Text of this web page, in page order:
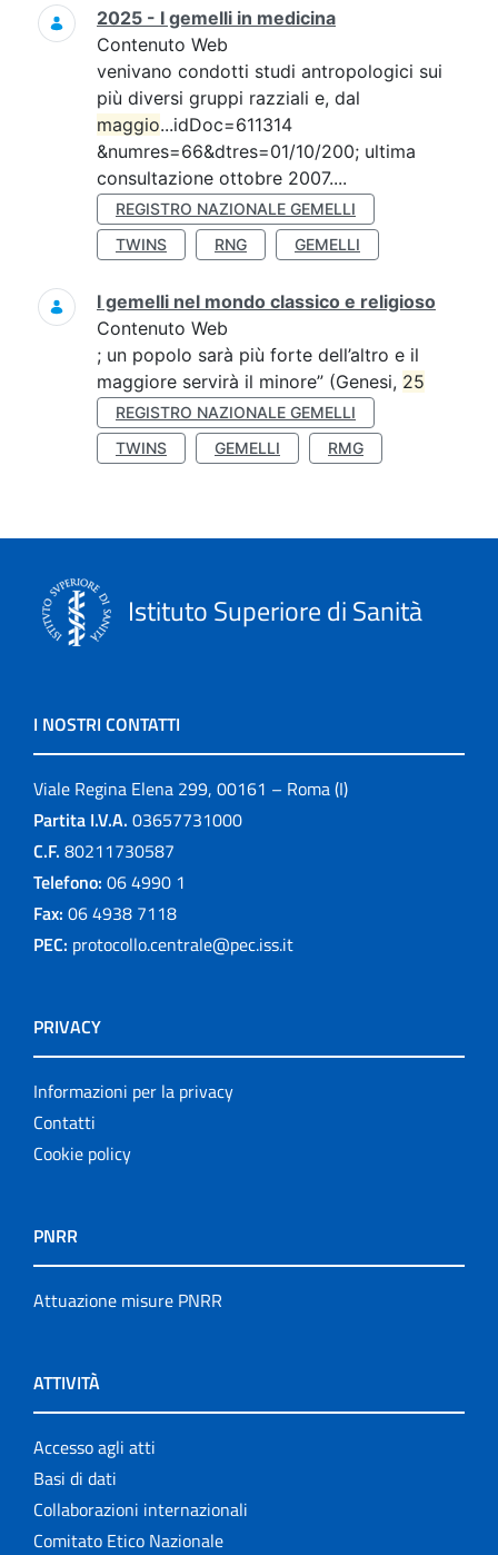
2025 - I gemelli in medicina
Contenuto Web
venivano condotti studi antropologici sui
più diversi gruppi razziali e, dal
maggio...idDoc=611314
&numres=66&dtres=01/10/200; ultima
consultazione ottobre 2007....
REGISTRO NAZIONALE GEMELLI
TWINS
RNG GEMELLI
I gemelli nel mondo classico e religioso
Contenuto Web
; un popolo sarà più forte dell’altro e il
maggiore servirà il minore” (Genesi, 25
REGISTRO NAZIONALE GEMELLI
TWINS
GEMELLI RMG
Istituto Superiore di Sanità
I NOSTRI CONTATTI
Viale Regina Elena 299, 00161 – Roma (I)
Partita I.V.A. 03657731000
C.F. 80211730587
Telefono: 06 4990 1
Fax: 06 4938 7118
PEC: protocollo.centrale@pec.iss.it
PRIVACY
Informazioni per la privacy
Contatti
Cookie policy
PNRR
Attuazione misure PNRR
ATTIVITÀ
Accesso agli atti
Basi di dati
Collaborazioni internazionali
Comitato Etico Nazionale